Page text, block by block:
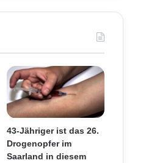
43-Jähriger ist das 26.
Drogenopfer im
Saarland in diesem